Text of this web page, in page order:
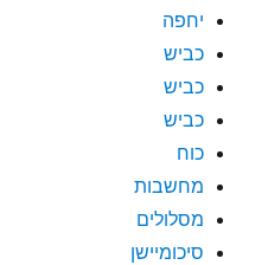
יחפה
כביש
כביש
כביש
כוח
מחשבות
מסלולים
סיכומיישן